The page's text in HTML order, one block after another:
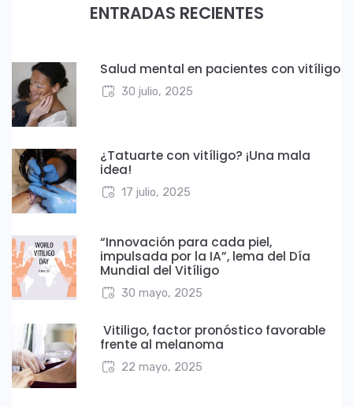
ENTRADAS RECIENTES
Salud mental en pacientes con vitíligo
30 julio, 2025
¿Tatuarte con vitíligo? ¡Una mala
idea!
17 julio, 2025
“Innovación para cada piel,
impulsada por la IA”, lema del Día
Mundial del Vitíligo
30 mayo, 2025
Vitiligo, factor pronóstico favorable
frente al melanoma
22 mayo, 2025